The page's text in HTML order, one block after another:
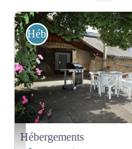
Gîtes de France
Hébergements
Hébergements